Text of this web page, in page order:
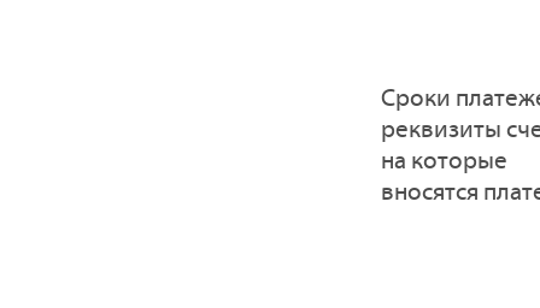
Сроки
реквизиты
на которые
вносятся